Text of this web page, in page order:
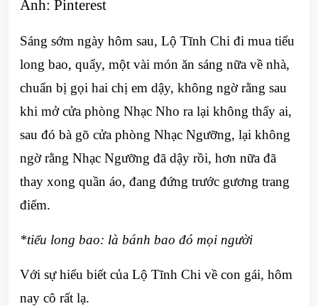
Ảnh: Pinterest
Sáng sớm ngày hôm sau, Lộ Tĩnh Chi đi mua tiểu
long bao, quẩy, một vài món ăn sáng nữa về nhà,
chuẩn bị gọi hai chị em dậy, không ngờ rằng sau
khi mở cửa phòng Nhạc Nho ra lại không thấy ai,
sau đó bà gõ cửa phòng Nhạc Ngưỡng, lại không
ngờ rằng Nhạc Ngưỡng đã dậy rồi, hơn nữa đã
thay xong quần áo, đang đứng trước gương trang
điểm.
*tiểu long bao: là bánh bao đó mọi người
Với sự hiểu biết của Lộ Tĩnh Chi về con gái, hôm
nay cô rất lạ.